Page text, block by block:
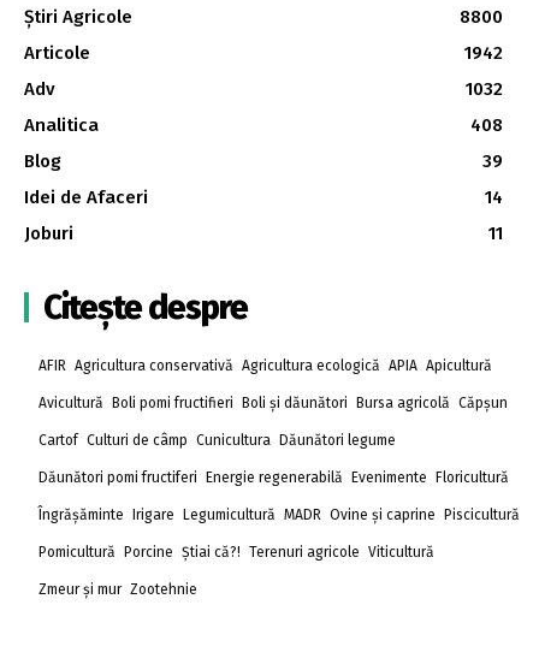
Știri Agricole
8800
Articole
1942
Adv
1032
Analitica
408
Blog
39
Idei de Afaceri
14
Joburi
11
Citește despre
AFIR Agricultura conservativă Agricultura ecologică APIA Apicultură
Avicultură Boli pomi fructifieri Boli și dăunători Bursa agricolă Căpșun
Cartof Culturi de câmp Cunicultura Dăunători legume
Dăunători pomi fructiferi Energie regenerabilă Evenimente Floricultură
Îngrășăminte Irigare Legumicultură MADR Ovine și caprine Piscicultură
Pomicultură Porcine Știai că?! Terenuri agricole Viticultură
Zmeur și mur Zootehnie